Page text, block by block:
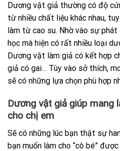
Dương vật giả thường có độ
từ nhiều chất liệu khác nhau,
làm từ cao su. Nhờ vào sự
học mà hiện có rất nhiều loại
Dương vật làm giả có kết hợp
giả có gai… Tùy vào sở thích,
sẽ có những lựa chọn phù hợp
Dương vật giả giúp mang
cho chị em
Sẽ có những lúc bạn thật sự
bạn muốn làm cho “cô bé”